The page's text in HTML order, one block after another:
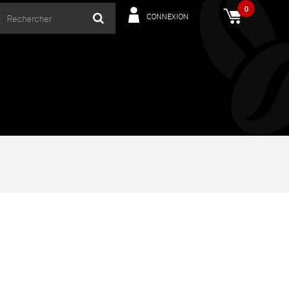
0
CONNEXION